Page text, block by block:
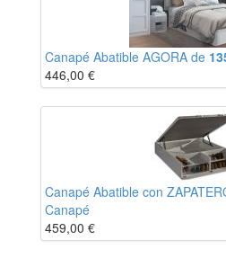
Canapé Abatible AGORA de
446,00 €
Canapé Abatible con
Canapé
459,00 €